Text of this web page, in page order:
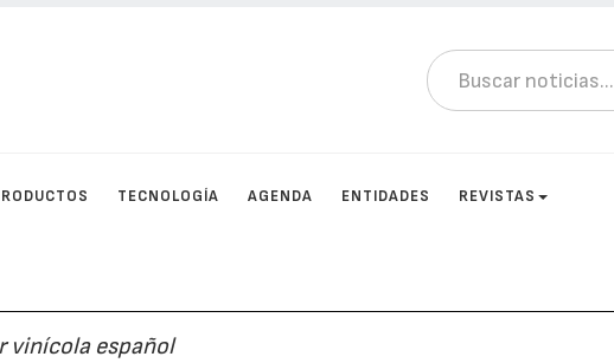
TECNOLOGÍA AGENDA ENTIDADES REVISTAS
vinícola español